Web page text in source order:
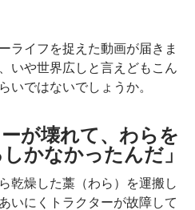
ライフを捉えた動画が届きま
いや世界広しと言えどもこん
いではないでしょうか。
が壊れて、わらを
かなかったんだ」
乾燥した藁（わら）を運搬し
いにくトラクターが故障して